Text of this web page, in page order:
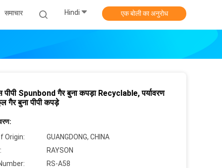
समाचार Hindi एक बोली का अनुरोध
पीपी Spunbond गैर बुना कपड़ा Recyclable, पर्यावरण
गैर बुना पीपी कपड़े
Origin:
GUANGDONG, CHINA
RAYSON
RS-A58